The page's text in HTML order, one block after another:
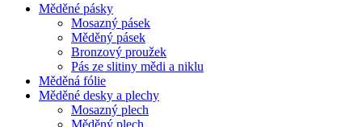
Měděné pásky
Mosazný pásek
Měděný pásek
Bronzový proužek
Pás ze slitiny mědi a niklu
Měděná fólie
Měděné desky a plechy
Mosazný plech
Měděný plech